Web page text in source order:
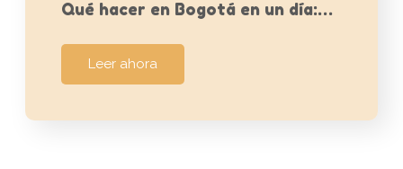
Qué hacer en Bogotá en un día:…
Leer ahora